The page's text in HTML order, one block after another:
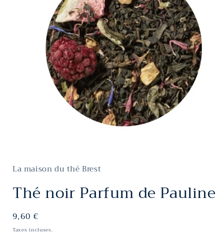
1
fenêtre
modale
La maison du thé Brest
Thé noir Parfum de Pauline
Prix
habituel
9,60 €
Taxes incluses.